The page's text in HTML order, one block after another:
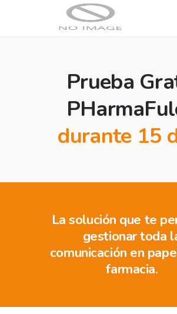
Prueba
durante 15
La solución que te
gestionar toda
comunicación en
farmacia.